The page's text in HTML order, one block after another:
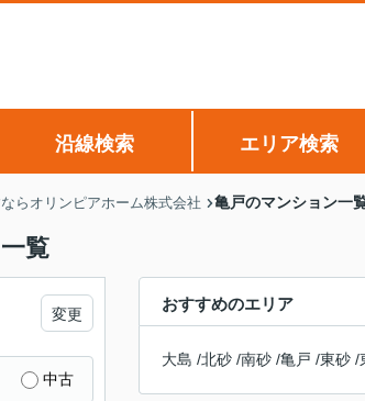
沿線検索 エリア検索
らオリンピアホーム株式会社 亀戸のマンション一
覧
おすすめのエリア
大島 /北砂 /南砂 /亀戸 /東砂 /
変更
中古